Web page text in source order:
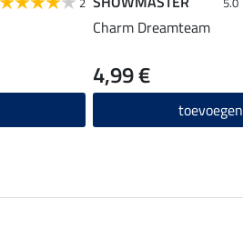
Charm Dreamteam
4,99 €
toevoegen